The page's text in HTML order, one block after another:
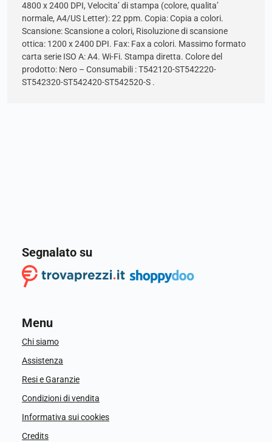
4800 x 2400 DPI, Velocita’ di stampa (colore, qualita’
normale, A4/US Letter): 22 ppm. Copia: Copia a colori.
Scansione: Scansione a colori, Risoluzione di scansione
ottica: 1200 x 2400 DPI. Fax: Fax a colori. Massimo formato
carta serie ISO A: A4. Wi-Fi. Stampa diretta. Colore del
prodotto: Nero – Consumabili : T542120-ST542220-
ST542320-ST542420-ST542520-S .
Segnalato su
Menu
Chi siamo
Assistenza
Resi e Garanzie
Condizioni di vendita
Informativa sui cookies
Credits